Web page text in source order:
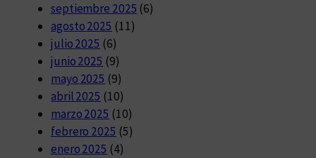
septiembre 2025 (6)
agosto 2025 (11)
julio 2025 (6)
junio 2025 (9)
mayo 2025 (9)
abril 2025 (10)
marzo 2025 (10)
febrero 2025 (5)
enero 2025 (4)